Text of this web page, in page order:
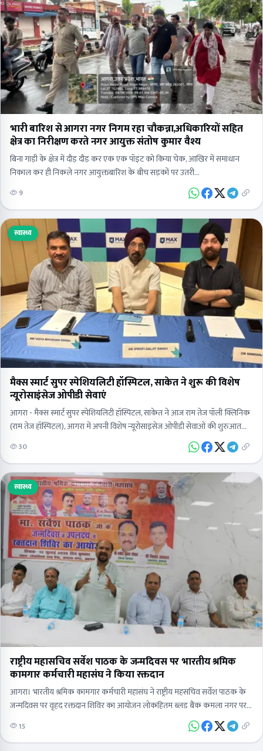
भारी बारिश से आगरा नगर निगम रहा चौकन्ना,अधिकारियों सहित
क्षेत्र का निरीक्षण करते नगर आयुक्त संतोष कुमार वैश्य
बिना गाड़ी के क्षेत्र में दौड़ दौड़ कर एक एक पॉइंट को किया चेक, आखिर में समाधान
निकाल कर ही निकले नगर आयुक्तबारिश के बीच सड़कों पर उतरी…
9
स्वास्थ्य
मैक्स स्मार्ट सुपर स्पेशियलिटी हॉस्पिटल, साकेत ने शुरू की विशेष
न्यूरोसाइंसेज ओपीडी सेवाएं
आगरा - मैक्स स्मार्ट सुपर स्पेशियलिटी हॉस्पिटल, साकेत ने आज राम तेज पॉली क्लिनिक
(राम तेज हॉस्पिटल), आगरा में अपनी विशेष न्यूरोसाइंसेज ओपीडी सेवाओं की शुरुआत
30
स्वास्थ्य
राष्ट्रीय महासचिव सर्वेश पाठक के जन्मदिवस पर भारतीय श्रमिक
कामगार कर्मचारी महासंघ ने किया रक्तदान
आगरा। भारतीय श्रमिक कामगार कर्मचारी महासंघ ने राष्ट्रीय महसचिव सर्वेश पाठक के
जन्मदिवस पर वृहद रक्तदान शिविर का आयोजन लोकहितम ब्लड बैंक कमला नगर पर
आयोजित किया। जिसमें…
15